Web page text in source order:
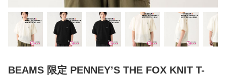
BEAMS 限定 PENNEY’S THE FOX KNIT T-